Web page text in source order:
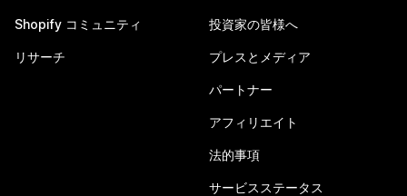
Shopify コミュニティ
リサーチ
投資家の皆様へ
プレスとメディア
パートナー
アフィリエイト
法的事項
サービスステータス